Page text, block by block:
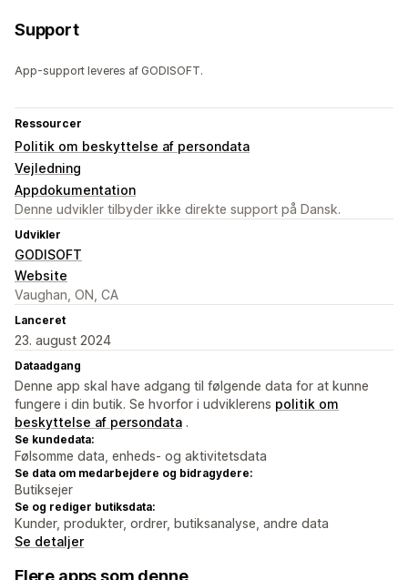
Support
App-support leveres af GODISOFT.
Ressourcer
Politik om beskyttelse af persondata
Vejledning
Appdokumentation
Denne udvikler tilbyder ikke direkte support på Dansk.
Udvikler
GODISOFT
Website
Vaughan, ON, CA
Lanceret
23. august 2024
Dataadgang
Denne app skal have adgang til følgende data for at kunne
fungere i din butik. Se hvorfor i udviklerens politik om
beskyttelse af persondata .
Se kundedata:
Følsomme data, enheds- og aktivitetsdata
Se data om medarbejdere og bidragydere:
Butiksejer
Se og rediger butiksdata:
Kunder, produkter, ordrer, butiksanalyse, andre data
Se detaljer